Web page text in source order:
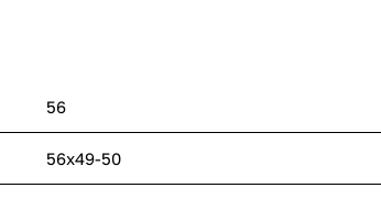
56
56х49-50